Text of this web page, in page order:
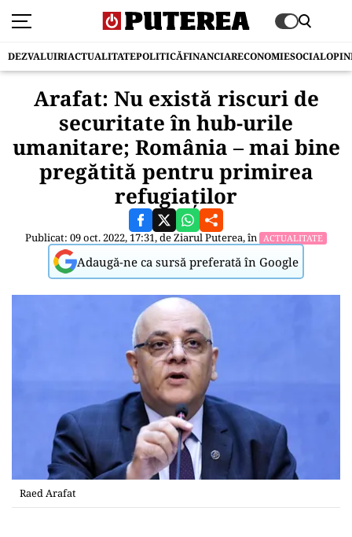
DEZVALUIRIACTUALITATEPOLITICĂFINANCIARECONOMIESOCIAL
Arafat: Nu există riscuri de
securitate în hub-urile
umanitare; România – mai bine
pregătită pentru primirea
refugiaţilor
Publicat: 09 oct. 2022, 17:31, deZiarul Puterea, în ACTUALITATE
Adaugă-ne ca sursă preferată în Google
Raed Arafat